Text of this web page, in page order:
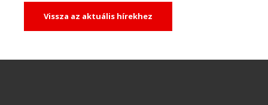
Vissza az aktuális hírekhez